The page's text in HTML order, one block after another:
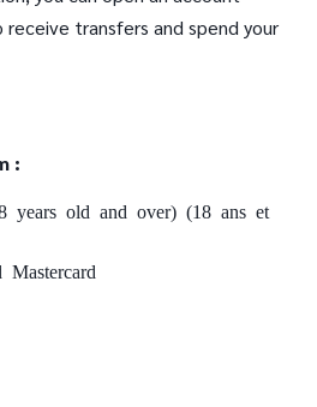
transfers and spend your
:
years old and over) (18 ans et
Mastercard